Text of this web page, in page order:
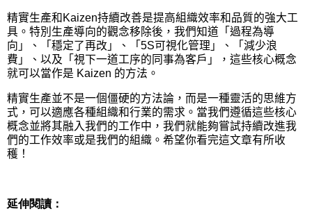
精實生產和 Kaizen持續改善是提高組織效率和品質的強大工
具。特別生產導向的觀念移除後，我們知道「過程為導
向」、「穩定了再改」、「 5S可視化管理」、「減少浪
費」、以及「視下一道工序的同事為客戶」，這些核心概念
就可以當作是 Kaizen 的方法。
精實生產並不是一個僵硬的方法論，而是一種靈活的思維方
式，可以適應各種組織和行業的需求。當我們遵循這些核心
概念並將其融入我們的工作中，我們就能夠嘗試持續改進我
們的工作效率或是我們的組織。希望你看完這文章有所收
穫！
延伸閱讀：